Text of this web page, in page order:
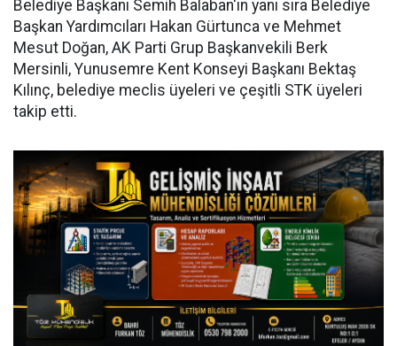
Belediye Başkanı Semih Balaban'ın yanı sıra Belediye
Başkan Yardımcıları Hakan Gürtunca ve Mehmet
Mesut Doğan, AK Parti Grup Başkanvekili Berk
Mersinli, Yunusemre Kent Konseyi Başkanı Bektaş
Kılınç, belediye meclis üyeleri ve çeşitli STK üyeleri
takip etti.